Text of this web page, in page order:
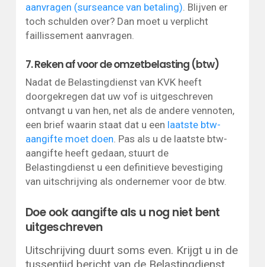
aanvragen (surseance van betaling). Blijven er
toch schulden over? Dan moet u verplicht
faillissement aanvragen.
7. Reken af voor de omzetbelasting (btw)
Nadat de Belastingdienst van KVK heeft
doorgekregen dat uw vof is uitgeschreven
ontvangt u van hen, net als de andere vennoten,
een brief waarin staat dat u een laatste btw-
aangifte moet doen. Pas als u de laatste btw-
aangifte heeft gedaan, stuurt de
Belastingdienst u een definitieve bevestiging
van uitschrijving als ondernemer voor de btw.
Doe ook aangifte als u nog niet bent
uitgeschreven
Uitschrijving duurt soms even. Krijgt u in de